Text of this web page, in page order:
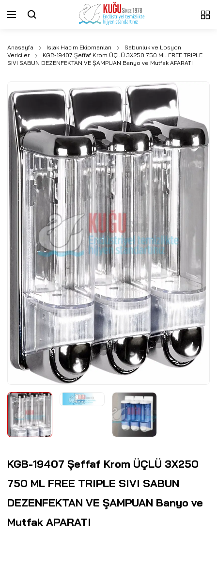
Anasayfa Islak Hacim Ekipmanları
Sabunluk ve Losyon
Vericiler
KGB-19407 Şeffaf Krom ÜÇLÜ 3X250 750 ML FREE TRIPLE
SIVI SABUN DEZENFEKTAN VE ŞAMPUAN Banyo ve Mutfak APARATI
KGB-19407 Şeffaf Krom ÜÇLÜ 3X250
750 ML FREE TRIPLE SIVI SABUN
DEZENFEKTAN VE ŞAMPUAN Banyo ve
Mutfak APARATI